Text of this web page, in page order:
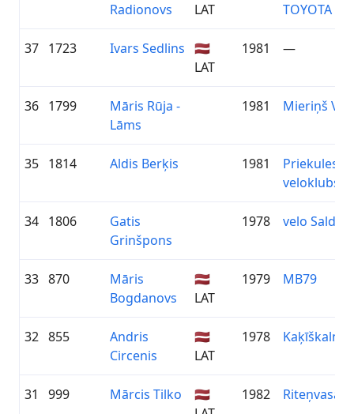
Radionovs
LAT
TOYOTA
37 1723 Ivars Sedlins 🇱🇻
LAT
1981 —
36 1799
Māris Rūja -
Lāms
1981 Mieriņš
35 1814 Aldis Berķis 1981
Priekules
veloklubs
34 1806
Gatis
Grinšpons
1978 velo Saldus
33 870
Māris
Bogdanovs
🇱🇻
LAT
1979 MB79
32 855
Andris
Circenis
🇱🇻
LAT
1978 Kaķīškalns
31 999 Mārcis Tilko
🇱🇻
1982 Riteņvasara